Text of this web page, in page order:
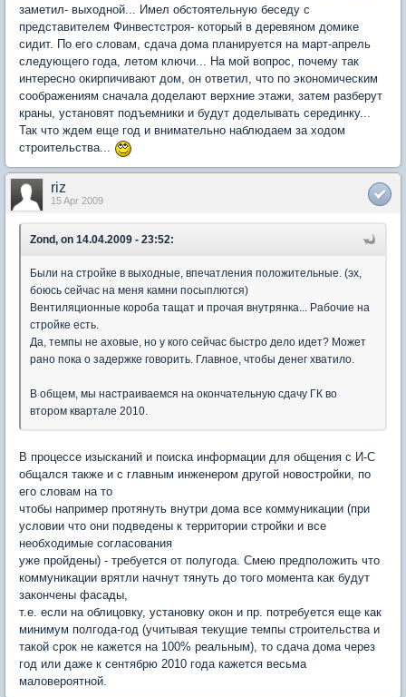
заметил- выходной... Имел обстоятельную беседу с
представителем Финвестстроя- который в деревяном домике
сидит. По его словам, сдача дома планируется на март-апрель
следующего года, летом ключи... На мой вопрос, почему так
интересно окирпичивают дом, он ответил, что по экономическим
соображениям сначала доделают верхние этажи, затем разберут
краны, установят подъемники и будут доделывать серединку...
Так что ждем еще год и внимательно наблюдаем за ходом
строительства...
riz
15 Apr 2009
Zond, on 14.04.2009 - 23:52:
Были на стройке в выходные, впечатления положительные. (эх,
боюсь сейчас на меня камни посыплются)
Вентиляционные короба тащат и прочая внутрянка... Рабочие на
стройке есть.
Да, темпы не аховые, но у кого сейчас быстро дело идет? Может
рано пока о задержке говорить. Главное, чтобы денег хватило.
В общем, мы настраиваемся на окончательную сдачу ГК во
втором квартале 2010.
В процессе изысканий и поиска информации для общения с И-С
общался также и с главным инженером другой новостройки, по
его словам на то
чтобы например протянуть внутри дома все коммуникации (при
условии что они подведены к территории стройки и все
необходимые согласования
уже пройдены) - требуется от полугода. Смею предположить что
коммуникации врятли начнут тянуть до того момента как будут
закончены фасады,
т.е. если на облицовку, установку окон и пр. потребуется еще как
минимум полгода-год (учитывая текущие темпы строительства и
такой срок не кажется на 100% реальным), то сдача дома через
год или даже к сентябрю 2010 года кажется весьма
маловероятной.